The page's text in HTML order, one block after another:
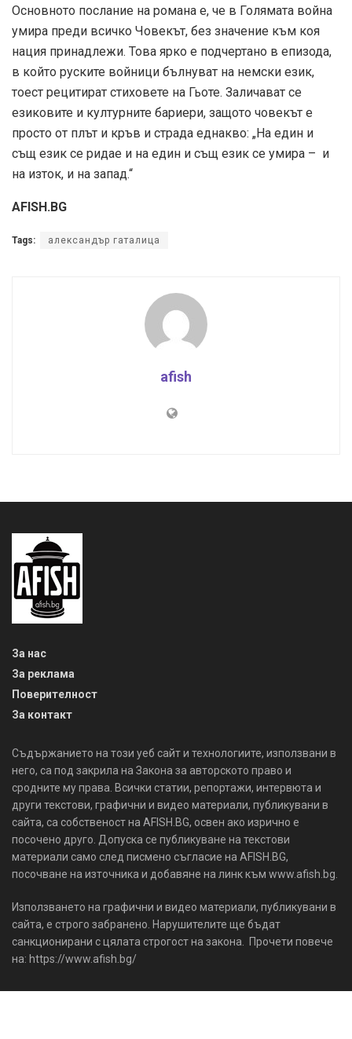
Основното послание на романа е, че в Голямата война
умира преди всичко Човекът, без значение към коя
нация принадлежи. Това ярко е подчертано в епизода,
в който руските войници бълнуват на немски език,
тоест рецитират стиховете на Гьоте. Заличават се
езиковите и културните бариери, защото човекът е
просто от плът и кръв и страда еднакво: „На един и
същ език се ридае и на един и същ език се умира – и
на изток, и на запад.“
AFISH.BG
Tags: александър гаталица
afish
За нас
За реклама
Поверителност
За контакт
Съдържанието на този уеб сайт и технологиите, използвани в
него, са под закрила на Закона за авторското право и
сродните му права. Всички статии, репортажи, интервюта и
други текстови, графични и видео материали, публикувани в
сайта, са собственост на AFISH.BG, освен ако изрично е
посочено друго. Допуска се публикуване на текстови
материали само след писмено съгласие на AFISH.BG,
посочване на източника и добавяне на линк към www.afish.bg.
Използването на графични и видео материали, публикувани в
сайта, е строго забранено. Нарушителите ще бъдат
санкционирани с цялата строгост на закона. Прочети повече
на: https://www.afish.bg/